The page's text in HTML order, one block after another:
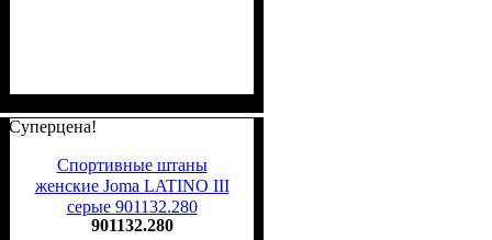
Суперцена!
Спортивные штаны
женские Joma LATINO III
серые 901132.280
901132.280